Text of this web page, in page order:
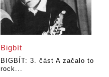
Bigbít
BIGBÍT: 3. část A začalo to
rock...